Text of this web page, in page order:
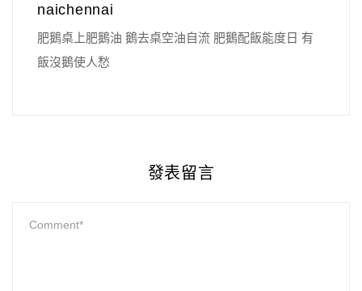
naichennai
肥鵝桌上肥鵝油 鵝去桌空油自流 肥鵝配飯能度日 有
飯沒鵝使人愁
發表留言